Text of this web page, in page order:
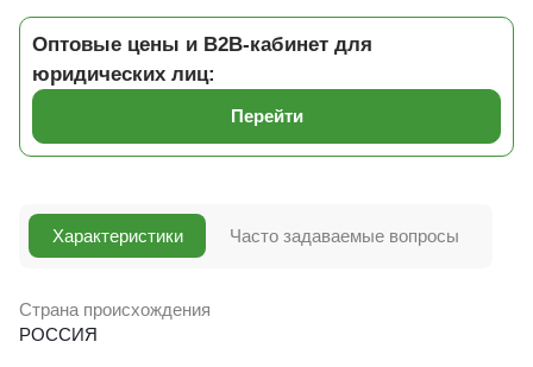
Оптовые цены и B2B-кабинет для
юридических лиц:
Перейти
Характеристики
Страна происхождения
РОССИЯ
Часто задаваемые вопросы